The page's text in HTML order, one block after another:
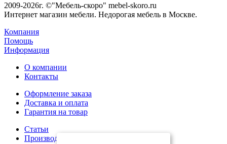
2009-2026г. ©"Мебель-скоро" mebel-skoro.ru
Интернет магазин мебели. Недорогая мебель в Москве.
Компания
Помощь
Информация
О компании
Контакты
Оформление заказа
Доставка и оплата
Гарантия на товар
Статьи
Производители